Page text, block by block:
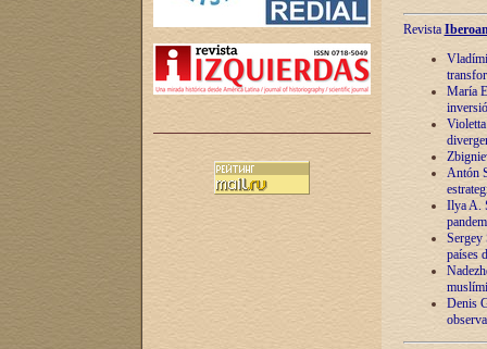
Revista
María
Antón
Ilya A.
Sergey
países
Denis